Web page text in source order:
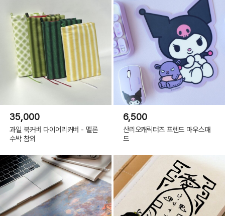
35,000
과일 북커버 다이어리커버 - 멜론
수박 참외
6,500
산리오캐릭터즈 프렌드 마우스패
드